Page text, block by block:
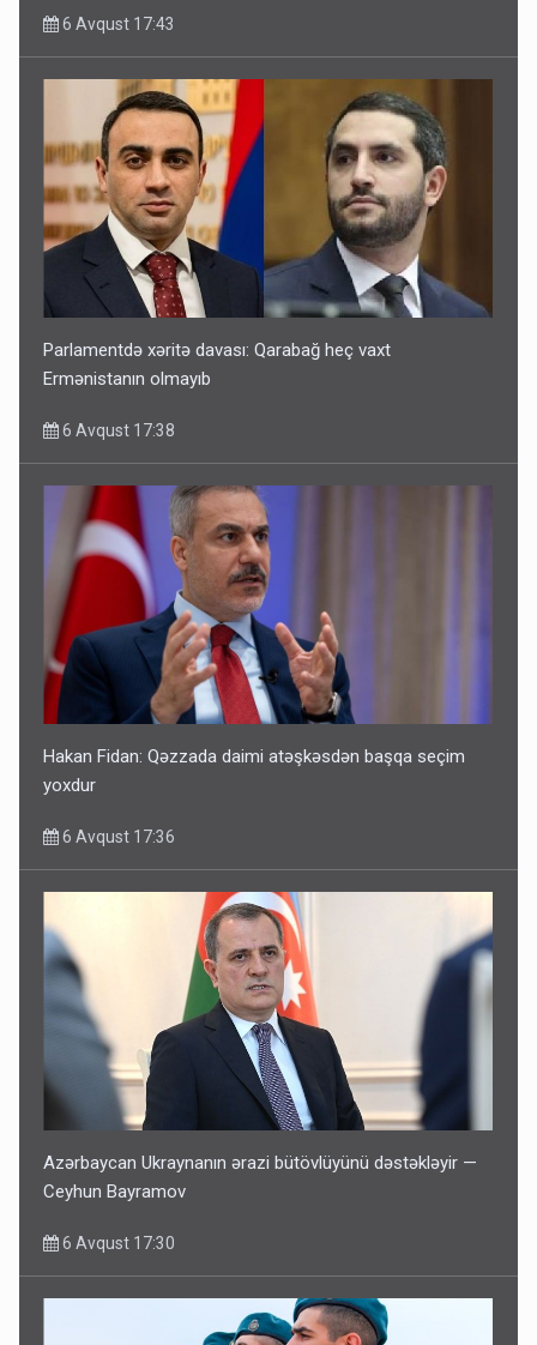
6 Avqust 17:43
Parlamentdə xəritə davası: Qarabağ heç vaxt
Ermənistanın olmayıb
6 Avqust 17:38
Hakan Fidan: Qəzzada daimi atəşkəsdən başqa seçim
yoxdur
6 Avqust 17:36
Azərbaycan Ukraynanın ərazi bütövlüyünü dəstəkləyir —
Ceyhun Bayramov
6 Avqust 17:30